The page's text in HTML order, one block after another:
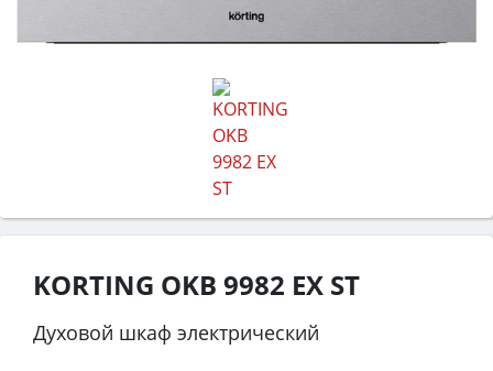
KORTING OKB 9982 EX ST
Духовой шкаф электрический